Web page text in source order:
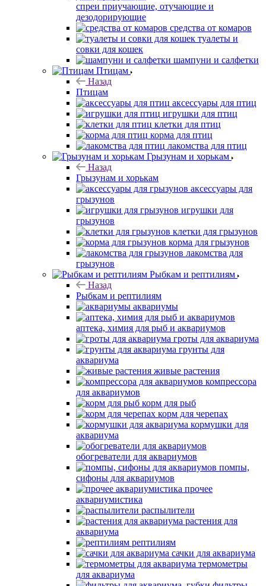
спреи приучающие, отучающие и
дезодорирующие
средства от комаров
туалеты и
совки для кошек
шампуни и салфетки
Птицам
Назад
Птицам
аксессуары для птиц
игрушки для птиц
клетки для птиц
корма для птиц
лакомства для птиц
Грызунам и хорькам
Назад
Грызунам и хорькам
аксессуары для
грызунов
игрушки для
грызунов
клетки для грызунов
корма для грызунов
лакомства для
грызунов
Рыбкам и рептилиям
Назад
Рыбкам и рептилиям
аквариумы
аптека, химия для рыб и аквариумов
гроты для аквариума
грунты для
аквариума
живые растения
компрессора
для аквариумов
корм для рыб
корм для черепах
кормушки для
аквариума
обогреватели для аквариумов
помпы,
сифоны для аквариумов
прочее
аквариумистика
распылители
растения для
аквариума
рептилиям
сачки для аквариума
термометры
для аквариума